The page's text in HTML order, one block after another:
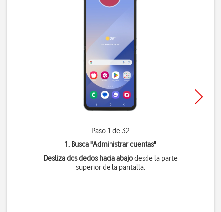
Paso 1 de 32
1. Busca "Administrar cuentas"
Desliza dos dedos hacia abajodesde la parte
superior de la pantalla.